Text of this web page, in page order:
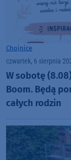
Chojnice
czwartek, 6 sierpnia
W sobotę
Boom. Będą
całych rodzin